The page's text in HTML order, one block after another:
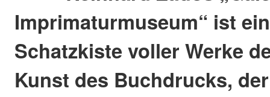
Imprimaturmuseum“ ist
Schatzkiste voller Werke
Kunst des Buchdrucks,